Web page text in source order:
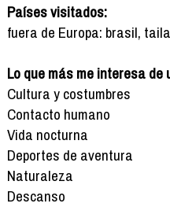
Países visitados:
fuera de Europa: brasil,
Lo que más me interesa de
Cultura y costumbres
Contacto humano
Vida nocturna
Deportes de aventura
Naturaleza
Descanso